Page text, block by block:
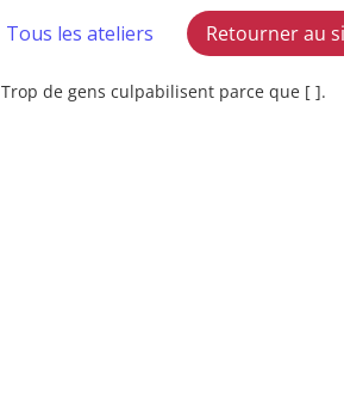
Tous les ateliers Retourner au
Trop de gens culpabilisent parce que [ ].